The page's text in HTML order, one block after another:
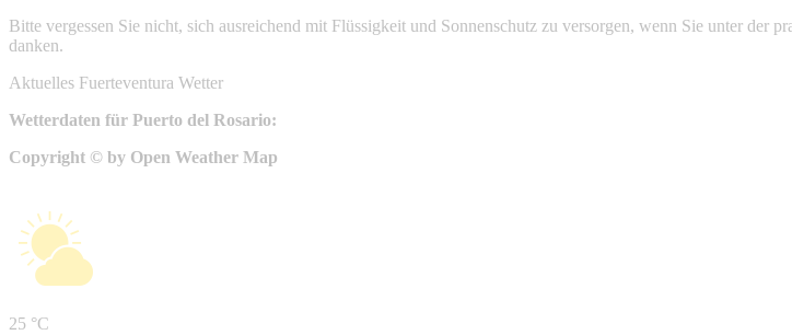
Bitte vergessen Sie nicht, sich ausreichend mit Flüssigkeit und Sonnenschutz zu versorgen, wenn Sie unter der
danken.
Aktuelles Fuerteventura Wetter
Wetterdaten für Puerto del Rosario:
Copyright © by Open Weather Map
25 °C